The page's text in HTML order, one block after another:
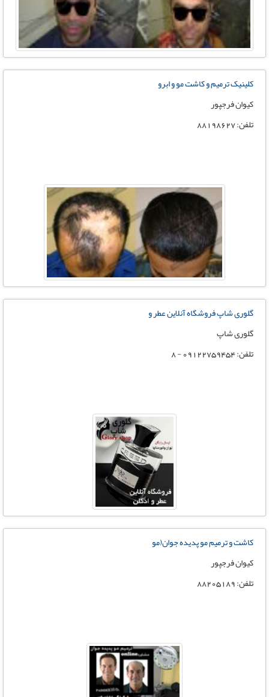
کلینیک ترمیم و کاشت مو و ابرو
کیوان فرجپور
تلفن: 88198627
گلوری شاپ فروشگاه آنلاین عطر و
گلوری شاپ
تلفن: 09122759454 - 8
کاشت و ترمیم مو پدیده جوان(مو
کیوان فرجپور
تلفن: 88205189